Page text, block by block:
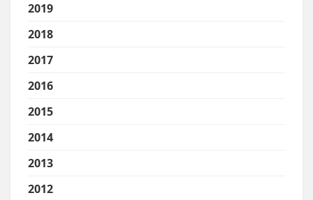
2019
2018
2017
2016
2015
2014
2013
2012